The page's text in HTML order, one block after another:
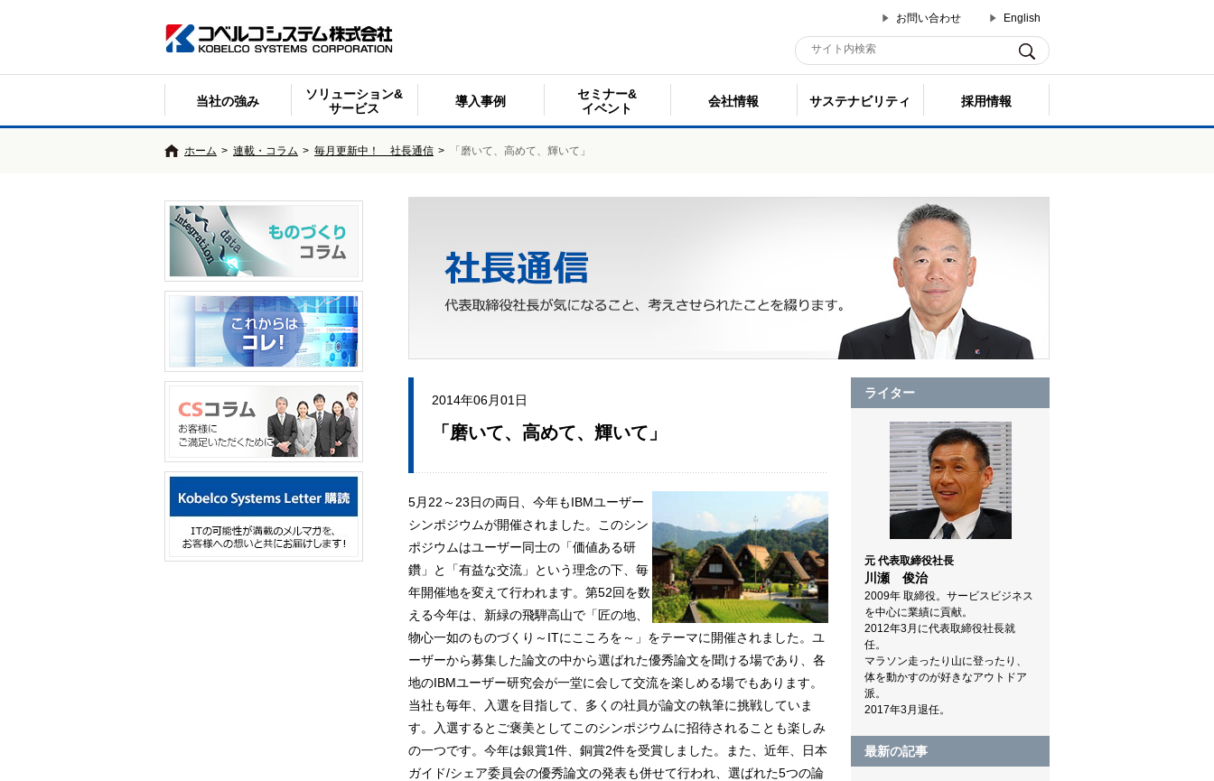
お問い合わせ English
当社の強み
ソリューション&
サービス
導入事例
セミナー&
イベント
会社情報 サステナビリティ 採用情報
ホーム > 連載・コラム > 毎月更新中！ 社長通信 > 「磨いて、高めて、輝いて」
2014年06月01日
「磨いて、高めて、輝いて」
5月22～23日の両日、今年もIBMユーザー
シンポジウムが開催されました。このシン
ポジウムはユーザー同士の「価値ある研
鑽」と「有益な交流」という理念の下、毎
年開催地を変えて行われます。第52回を数
える今年は、新緑の飛騨高山で「匠の地、
物心一如のものづくり～ITにこころを～」をテーマに開催されました。ユ
ーザーから募集した論文の中から選ばれた優秀論文を聞ける場であり、各
地のIBMユーザー研究会が一堂に会して交流を楽しめる場でもあります。
当社も毎年、入選を目指して、多くの社員が論文の執筆に挑戦していま
す。入選するとご褒美としてこのシンポジウムに招待されることも楽しみ
の一つです。今年は銀賞1件、銅賞2件を受賞しました。また、近年、日本
ガイド/シェア委員会の優秀論文の発表も併せて行われ、選ばれた5つの論
ライター
元 代表取締役社長
川瀬 俊治
2009年 取締役。サービスビジネス
を中心に業績に貢献。
2012年3月に代表取締役社長就
任。
マラソン走ったり山に登ったり、
体を動かすのが好きなアウトドア
派。
2017年3月退任。
最新の記事